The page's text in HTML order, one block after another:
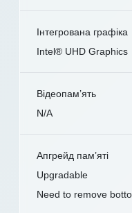
Інтегрована графіка
Intel® UHD Graphics
Відеопам’ять
N/A
Апгрейд пам’яті
Upgradable
Need to remove